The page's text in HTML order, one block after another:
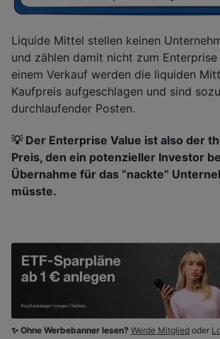
Liquide Mittel stellen keinen
und zählen damit nicht zum Enterprise
einem Verkauf werden die liquiden
Kaufpreis aufgeschlagen und sind
durchlaufender Posten.
💡 Der Enterprise Value ist also der
Preis, den ein potenzieller Investor
Übernahme für das “nackte”
müsste.
✨ Ohne Werbebanner lesen? Werde Mitglied oder